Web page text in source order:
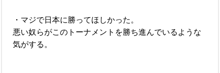
・マジで日本に勝ってほしかった。
悪い奴らがこのトーナメントを勝ち進んでいるような
気がする。